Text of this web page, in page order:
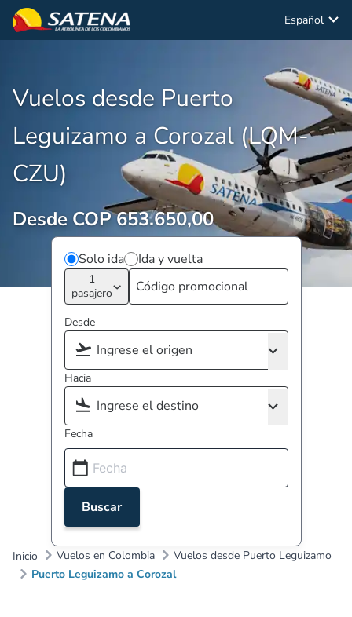
Español
Vuelos desde Puerto
Leguizamo a Corozal (LQM-
CZU)
Desde COP 653.650,00
Solo ida Ida y vuelta
1
pasajero
Desde
Hacia
Fecha
Buscar
Inicio Vuelos en Colombia
Vuelos desde Puerto Leguizamo
Puerto Leguizamo a Corozal